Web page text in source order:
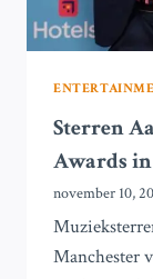
Sterren
Awards
november 10,
Manchester